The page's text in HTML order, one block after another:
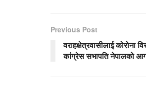
Previous Post
वराहक्षेत्रवासीलाई कोरोना
कांग्रेस सभापति नेपालको